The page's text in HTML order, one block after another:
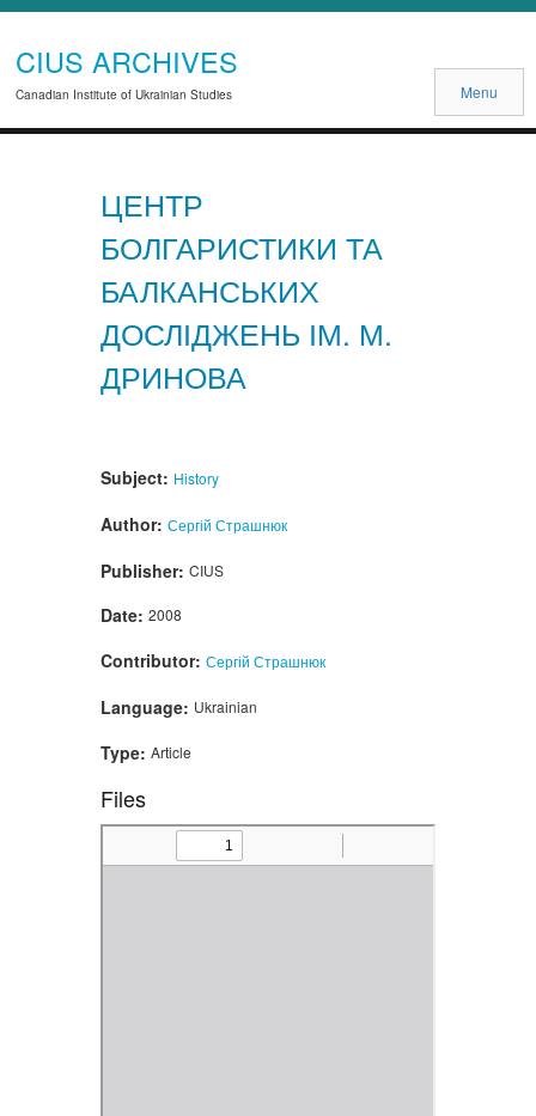
CIUS ARCHIVES
Canadian Institute of Ukrainian Studies Menu
ЦЕНТР
БОЛГАРИСТИКИ ТА
БАЛКАНСЬКИХ
ДОСЛІДЖЕНЬ ІМ. М.
ДРИНОВА
Subject: History
Author: Сергій Страшнюк
Publisher: CIUS
Date: 2008
Contributor: Сергій Страшнюк
Language: Ukrainian
Type: Article
Files